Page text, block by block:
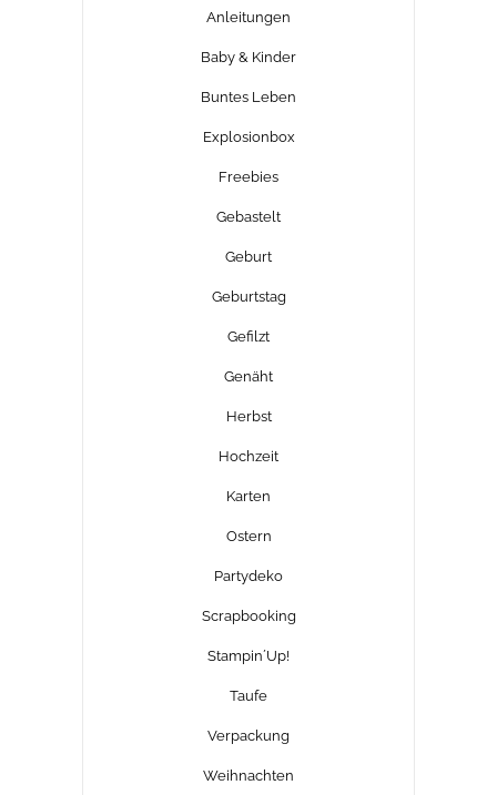
Anleitungen
Baby & Kinder
Buntes Leben
Explosionbox
Freebies
Gebastelt
Geburt
Geburtstag
Gefilzt
Genäht
Herbst
Hochzeit
Karten
Ostern
Partydeko
Scrapbooking
Stampin´Up!
Taufe
Verpackung
Weihnachten